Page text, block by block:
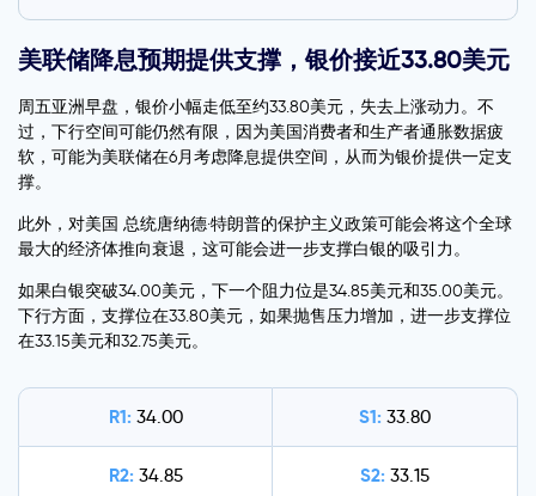
美联储降息预期提供支撑，银价接近33.80美元
周五亚洲早盘，银价小幅走低至约33.80美元，失去上涨动力。不
过，下行空间可能仍然有限，因为美国消费者和生产者通胀数据疲
软，可能为美联储在6月考虑降息提供空间，从而为银价提供一定支
撑。
此外，对美国 总统唐纳德·特朗普的保护主义政策可能会将这个全球
最大的经济体推向衰退，这可能会进一步支撑白银的吸引力。
如果白银突破34.00美元，下一个阻力位是34.85美元和35.00美元。
下行方面，支撑位在33.80美元，如果抛售压力增加，进一步支撑位
在33.15美元和32.75美元。
R1: 34.00 S1: 33.80
R2: 34.85 S2: 33.15